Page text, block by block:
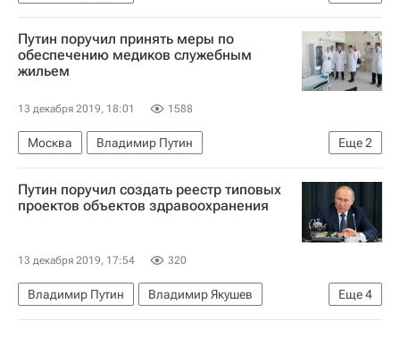
Фонд развития моногородов
Россия
Путин поручил принять меры по
обеспечению медиков служебным
жильем
13 декабря 2019, 18:01 1588
Еще2
Москва
Владимир Путин
Дмитрий Медведев
Жилье
Путин поручил создать реестр типовых
проектов объектов здравоохранения
13 декабря 2019, 17:54 320
Еще4
Владимир Путин
Владимир Якушев
Министерство строительства и жилищно-коммунального хозяйства РФ (Минстрой России)